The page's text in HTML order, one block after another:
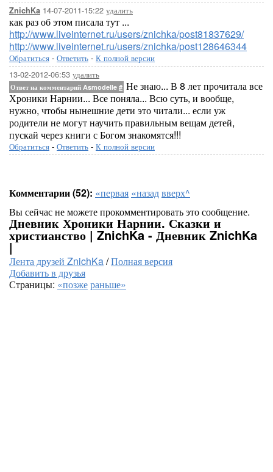
ZnichKa 14-07-2011-15:22 удалить
как раз об этом писала тут ...
http://www.liveinternet.ru/users/znichka/post81837629/
http://www.liveinternet.ru/users/znichka/post128646344
Обратиться - Ответить - К полной версии
13-02-2012-06:53 удалить
Ответ на комментарий Asmodelle # Не знаю... В 8 лет прочитала все
Хроники Нарнии... Все поняла... Всю суть, и вообще,
нужно, чтобы нынешние дети это читали... если уж
родители не могут научить правильным вещам детей,
пускай через книги с Богом знакомятся!!!
Обратиться - Ответить - К полной версии
Комментарии (52): «первая «назадвверх^
Вы сейчас не можете прокомментировать это сообщение.
Дневник Хроники Нарнии. Сказки и
христианство | ZnichKa - Дневник ZnichKa
|
Лента друзей ZnichKa/Полная версия
Добавить в друзья
Страницы: «позжераньше»